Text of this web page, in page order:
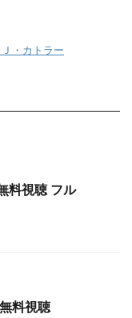
Ｊ・カトラー
料視聴 フル
料視聴